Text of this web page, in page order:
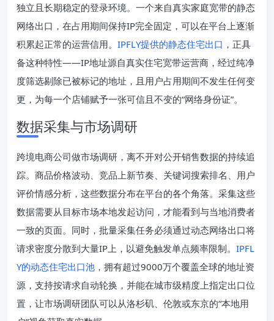
独立且长期稳定的登录环境。一个来自真实家庭宽带的静态
网络出口，在占用期间保持IP完全固定，可以在平台上逐渐
积累起正常的运营信用。 IPFLY提供的静态住宅出口 ，正具
备这种特性——IP地址源自真实住宅宽带运营商，经过纯净
度筛选剔除已被标记的地址，且用户占用期间不发生任何变
更，为每一个店铺赋予一张可信且不变的“网络身份证”。
数据采集与市场调研
跨境电商公司做市场调研，离不开对公开销售数据的持续追
踪。商品价格波动、竞品上新节奏、关键词搜索排名、用户
评价情感分析，这些数据分布在平台的各个角落。采集这些
数据需要从目标市场本地发起访问，才能看到与当地消费者
一致的页面。同时，批量采集任务必须通过动态网络出口将
请求密度分散到大量IP上，以避免触发单点频率限制。 IPFL
Y的动态住宅出口池 ，拥有超过9000万个覆盖全球的地址资
源，支持按请求自动轮换，并能在城市级精度上指定出口位
置，让市场调研团队可以从洛杉矶、伦敦或东京的“本地用